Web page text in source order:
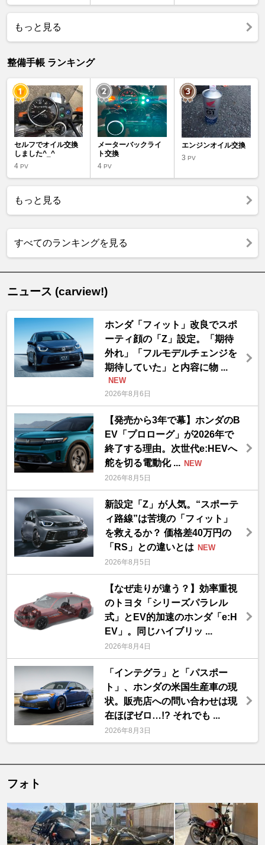
もっと見る
整備手帳 ランキング
セルフでオイル交換
しました^_^
4 PV
メーターバックライ
ト交換
4PV
エンジンオイル交換
3 PV
もっと見る
すべてのランキングを見る
ニュース (carview!)
ホンダ「フィット」改良でスポ
ーティ顔の「Z」設定。「期待
外れ」「フルモデルチェンジを
期待していた」と内容に物 ...
NEW
2026年8月6日
【発売から3年で幕】ホンダのB
EV「プロローグ」が2026年で
終了する理由。次世代e:HEVへ
舵を切る電動化 ... NEW
2026年8月5日
新設定「Z」が人気。“スポーテ
ィ路線”は苦境の「フィット」
を救えるか？ 価格差40万円の
「RS」との違いとは NEW
2026年8月5日
【なぜ走りが違う？】効率重視
のトヨタ「シリーズパラレル
式」とEV的加速のホンダ「e:H
EV」。同じハイブリッ ...
2026年8月4日
「インテグラ」と「パスポー
ト」、ホンダの米国生産車の現
状。販売店への問い合わせは現
在ほぼゼロ…!? それでも ...
2026年8月3日
フォト